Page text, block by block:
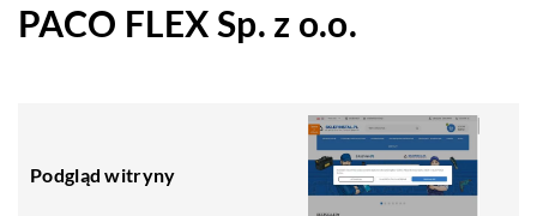
PACO FLEX Sp. z o.o.
Podgląd witryny